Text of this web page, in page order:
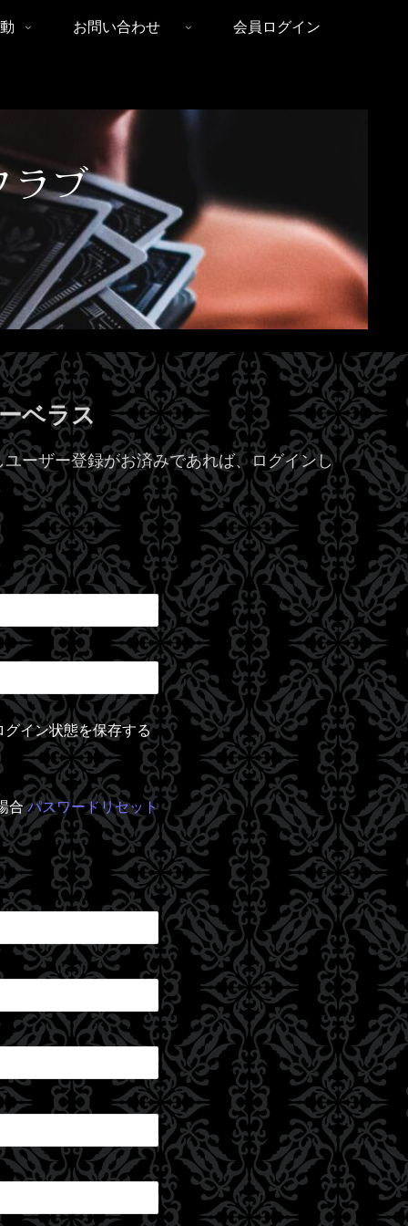
お問い合わせ 会員ログイン
ラブ
ベラス
ーザー登録がお済みであれば、ログインし
グイン状態を保存する
合パスワードリセット